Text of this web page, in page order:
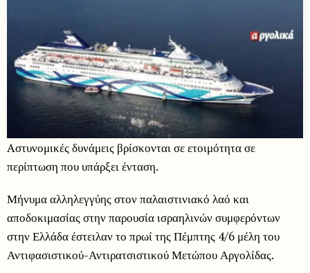
Aστυνομικές δυνάμεις βρίσκονται σε ετοιμότητα σε
περίπτωση που υπάρξει ένταση.
Μήνυμα αλληλεγγύης στον παλαιστινιακό λαό και
αποδοκιμασίας στην παρουσία ισραηλινών συμφερόντων
στην Ελλάδα έστειλαν το πρωί της Πέμπτης 4/6 μέλη του
Αντιφασιστικού-Αντιρατσιστικού Μετώπου Αργολίδας.